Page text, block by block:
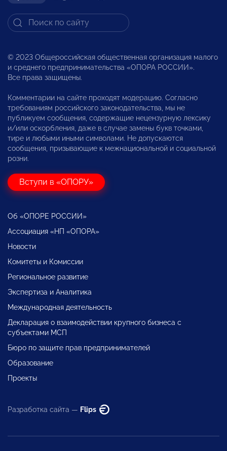
© 2023 Общероссийская общественная организация малого
и среднего предпринимательства «ОПОРА РОССИИ».
Все права защищены.
Комментарии на сайте проходят модерацию. Согласно
требованиям российского законодательства, мы не
публикуем сообщения, содержащие нецензурную лексику
и/или оскорбления, даже в случае замены букв точками,
тире и любыми иными символами. Не допускаются
сообщения, призывающие к межнациональной и социальной
розни.
Вступи в «ОПОРУ»
Об «ОПОРЕ РОССИИ»
Ассоциация «НП «ОПОРА»
Новости
Комитеты и Комиссии
Региональное развитие
Экспертиза и Аналитика
Международная деятельность
Декларация о взаимодействии крупного бизнеса с
субъектами МСП
Бюро по защите прав предпринимателей
Образование
Проекты
Разработка сайта — Flips